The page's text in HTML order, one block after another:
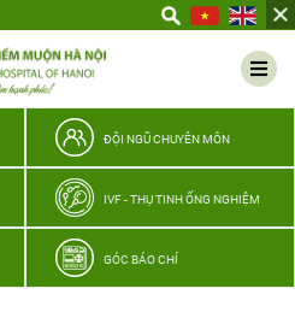
ĐỘI NGŨ CHUYÊN MÔN
IVF - THỤ TINH ỐNG NGHIỆM
GÓC BÁO CHÍ